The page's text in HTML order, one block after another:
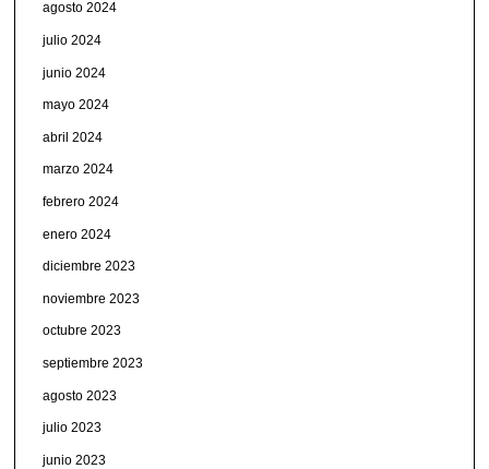
agosto 2024
julio 2024
junio 2024
mayo 2024
abril 2024
marzo 2024
febrero 2024
enero 2024
diciembre 2023
noviembre 2023
octubre 2023
septiembre 2023
agosto 2023
julio 2023
junio 2023